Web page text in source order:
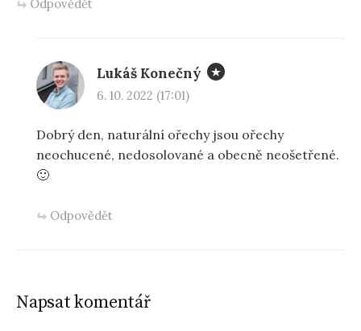
Odpovědět
Lukáš Konečný
6. 10. 2022 (17:01)
Dobrý den, naturální ořechy jsou ořechy
neochucené, nedosolované a obecně neošetřené.
🙂
Odpovědět
Napsat komentář